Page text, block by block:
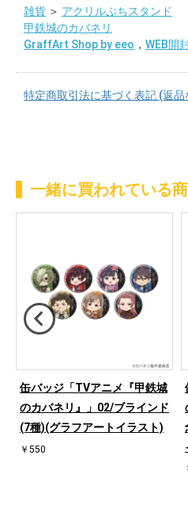
雑貨 ＞ アクリルぷちスタンド
甲鉄城のカバネリ
GraffArt Shop by eeo ， WEB開
特定商取引法に基づく表記 (返品
一緒に買われている
缶バッジ「TVアニメ『甲鉄城
のカバネリ』」02/ブラインド
(7種)(グラフアートイラスト)
￥550